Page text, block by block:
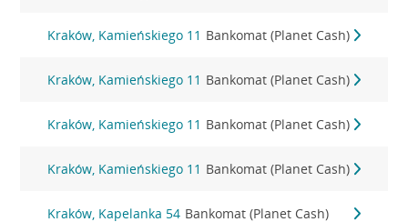
Kraków, Kamieńskiego 11 Bankomat (Planet Cash)
Kraków, Kamieńskiego 11 Bankomat (Planet Cash)
Kraków, Kamieńskiego 11 Bankomat (Planet Cash)
Kraków, Kamieńskiego 11 Bankomat (Planet Cash)
Kraków, Kapelanka 54 Bankomat (Planet Cash)